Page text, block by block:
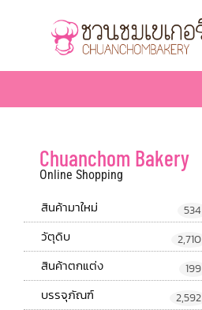
Chuanchom Bakery
Online Shopping
สินค้ามาใหม่ 534
วัตุดิบ 2,710
สินค้าตกแต่ง 199
บรรจุภัณฑ์ 2,592